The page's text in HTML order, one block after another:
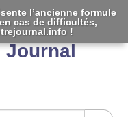
Journal
l’ancienne formule
cas de difficultés,
!